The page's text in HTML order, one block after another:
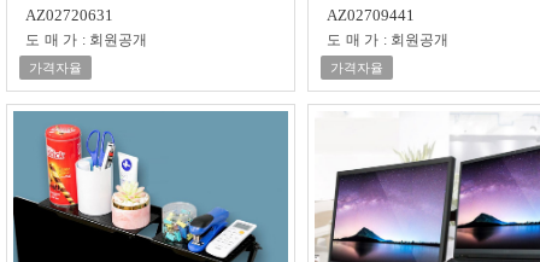
AZ02720631
도매가 : 회원공개
가격자율
AZ02709441
도매가 : 회원공개
가격자율